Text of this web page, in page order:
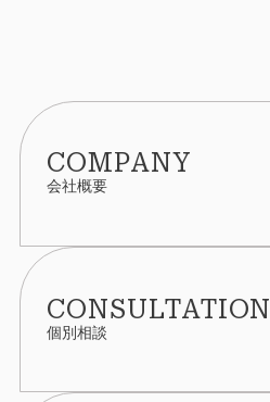
COMPANY
会社概要
CONSULTATION
個別相談